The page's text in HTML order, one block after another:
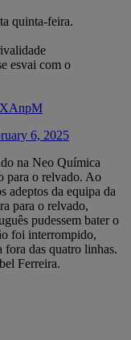
quinta-feira.
esvai com o
6, 2025
na Neo Química
para o relvado. Ao
adeptos da equipa da
para o relvado,
pudessem bater o
foi interrompido,
fora das quatro linhas.
Ferreira.